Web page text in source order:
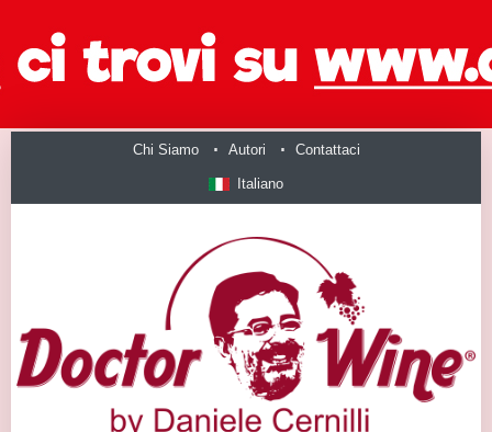
Chi Siamo Autori Contattaci
Italiano